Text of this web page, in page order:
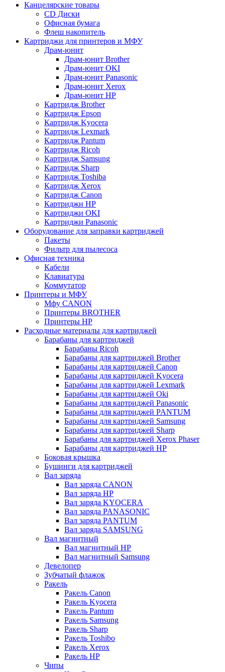
Канцелярские товары
CD Диски
Офисная бумага
Флеш накопитель
Картриджи для принтеров и МФУ
Драм-юнит
Драм-юнит Brother
Драм-юнит OKI
Драм-юнит Panasonic
Драм-юнит Xerox
Драм-юнит НР
Картридж Brother
Картридж Epson
Картридж Kyocera
Картридж Lexmark
Картридж Pantum
Картридж Ricoh
Картридж Samsung
Картридж Sharp
Картридж Toshiba
Картридж Xerox
Картридж Сanon
Картриджи HP
Картриджи OKI
Картриджи Panasonic
Оборудование для заправки картриджей
Пакеты
Фильтр для пылесоса
Офисная техника
Кабели
Клавиатура
Коммутатор
Принтеры и МФУ
Мфу CANON
Принтеры BROTHER
Принтеры HP
Расходные материалы для картриджей
Барабаны для картриджей
Барабаны Ricoh
Барабаны для картриджей Brother
Барабаны для картриджей Canon
Барабаны для картриджей Kyocera
Барабаны для картриджей Lexmark
Барабаны для картриджей Oki
Барабаны для картриджей Panasonic
Барабаны для картриджей PANTUM
Барабаны для картриджей Samsung
Барабаны для картриджей Sharp
Барабаны для картриджей Xerox Phaser
Барабаны для картриджей НР
Боковая крышка
Бушинги для картриджей
Вал заряда
Вал заряда CANON
Вал заряда HP
Вал заряда KYOCERA
Вал заряда PANASONIC
Вал заряда PANTUM
Вал заряда SAMSUNG
Вал магнитный
Вал магнитный HP
Вал магнитный Samsung
Девелопер
Зубчатый флажок
Ракель
Ракель Canon
Ракель Kyocera
Ракель Pantum
Ракель Samsung
Ракель Sharp
Ракель Toshibo
Ракель Xerox
Ракель НР
Чипы